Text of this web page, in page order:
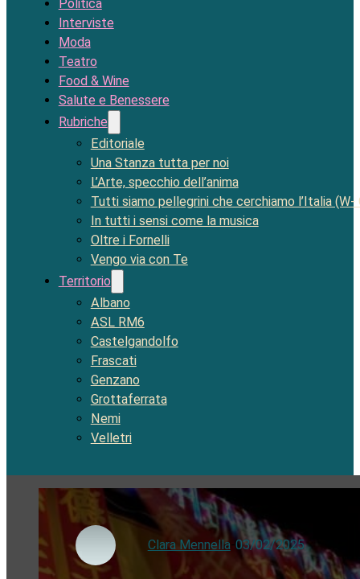
Politica
Interviste
Moda
Teatro
Food & Wine
Salute e Benessere
Rubriche
Editoriale
Una Stanza tutta per noi
L’Arte, specchio dell’anima
Tutti siamo pellegrini che cerchiamo l’Italia (W-
In tutti i sensi come la musica
Oltre i Fornelli
Vengo via con Te
Territorio
Albano
ASL RM6
Castelgandolfo
Frascati
Genzano
Grottaferrata
Nemi
Velletri
Clara Mennella-03/02/2025